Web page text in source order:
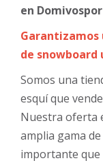
en
Garantizamos
de snowboard
Somos una
esquí que
Nuestra oferta
amplia gama
importante que